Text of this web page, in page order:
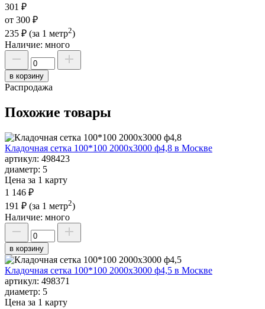
301 ₽
от 300 ₽
235 ₽ (за 1 метр2)
Наличие: много
в корзину
Распродажа
Похожие товары
Кладочная сетка 100*100 2000х3000 ф4,8 в Москве
артикул: 498423
диаметр: 5
Цена за 1 карту
1 146 ₽
191 ₽ (за 1 метр2)
Наличие: много
в корзину
Кладочная сетка 100*100 2000х3000 ф4,5 в Москве
артикул: 498371
диаметр: 5
Цена за 1 карту